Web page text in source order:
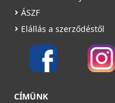
ÁSZF
Elállás a szerződéstől
CÍMÜNK